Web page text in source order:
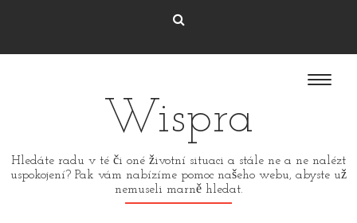
Wispra
Hledáte radu v té či oné životní situaci a stále ne a ne nalézt
uspokojení? Pak vám nabízíme pomoc našeho webu, abyste už
nemuseli marně hledat.